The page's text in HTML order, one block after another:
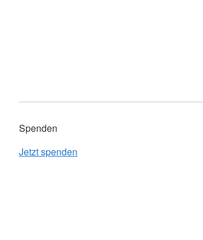
Spenden
Jetzt spenden